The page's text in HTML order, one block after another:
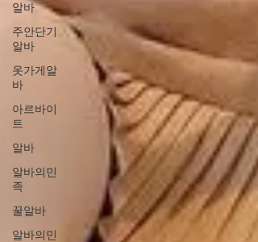
알바
주안단기
알바
옷가게알
바
아르바이
트
알바
알바의민
족
꿀알바
알바의민